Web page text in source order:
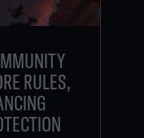
RULES,